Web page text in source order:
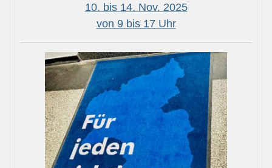
10. bis 14. Nov. 2025
von 9 bis 17 Uhr